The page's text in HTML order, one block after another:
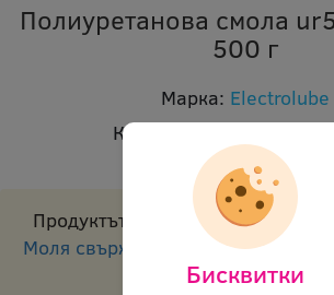
Полиуретанова смола
500 г
Марка: Electrolube
Код:
ael ur5597rp500g
В наличност:
Продуктът е с временно
Моля свържете се с насза срок
алтернативни
Бисквитки